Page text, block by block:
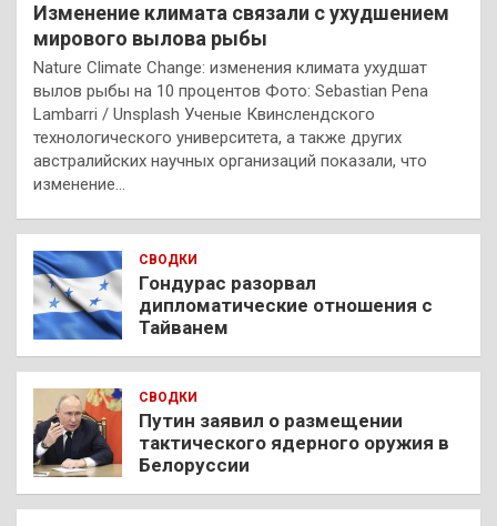
Изменение климата связали с ухудшением
мирового вылова рыбы
Nature Climate Change: изменения климата ухудшат
вылов рыбы на 10 процентов Фото: Sebastian Pena
Lambarri / Unsplash Ученые Квинслендского
технологического университета, а также других
австралийских научных организаций показали, что
изменение…
СВОДКИ
Гондурас разорвал
дипломатические отношения с
Тайванем
СВОДКИ
Путин заявил о размещении
тактического ядерного оружия в
Белоруссии